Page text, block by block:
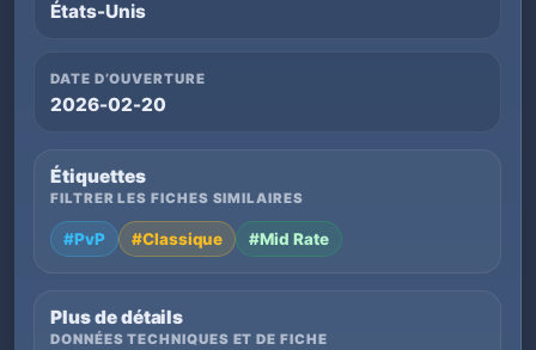
États-Unis
DATE D’OUVERTURE
2026-02-20
Étiquettes
FILTRER LES FICHES SIMILAIRES
#PvP #Classique #Mid Rate
Plus de détails
DONNÉES TECHNIQUES ET DE FICHE